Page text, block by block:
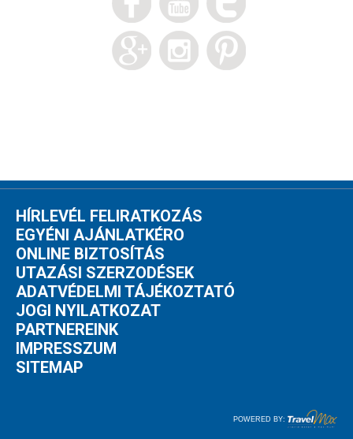
HÍRLEVÉL FELIRATKOZÁS
EGYÉNI AJÁNLATKÉRO
ONLINE BIZTOSÍTÁS
UTAZÁSI SZERZODÉSEK
ADATVÉDELMI TÁJÉKOZTATÓ
JOGI NYILATKOZAT
PARTNEREINK
IMPRESSZUM
SITEMAP
POWERED BY: